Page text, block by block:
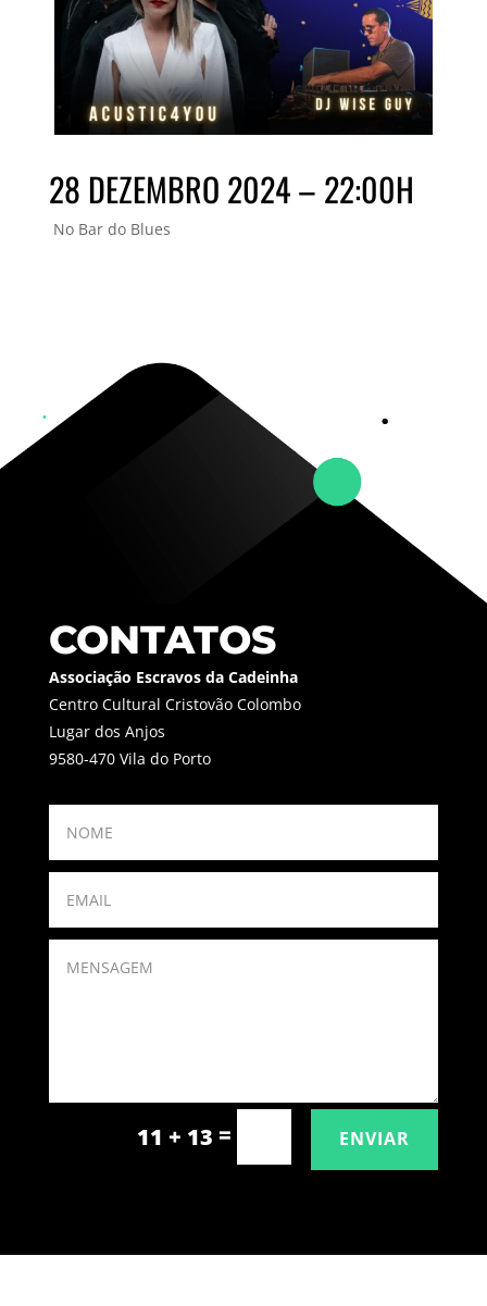
28 DEZEMBRO 2024 – 22:00H
No Bar do Blues
CONTATOS
Associação Escravos da Cadeinha
Centro Cultural Cristovão Colombo
Lugar dos Anjos
9580-470 Vila do Porto
11 + 13 = ENVIAR